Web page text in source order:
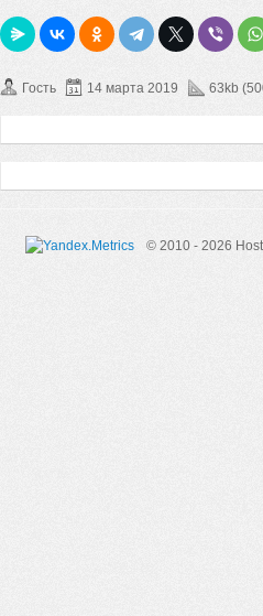
Гость 14 марта 2019 63kb
© 2010 - 2026